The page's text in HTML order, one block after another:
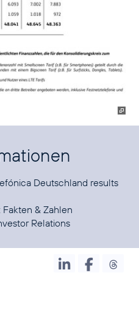
Deutschland results
Fakten & Zahlen
Relations